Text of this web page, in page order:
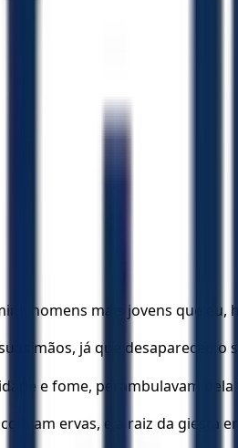
homens mais jovens que
mãos, já que desapareceu o
e fome, perambulavam
ervas, e a raiz da giesta